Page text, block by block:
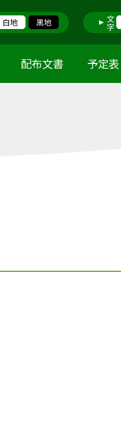
白地 黒地 文字
配布文書 予定表